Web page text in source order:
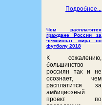
Подробнее...
Чем расплатятся
граждане России за
чемпионат мира по
футболу 2018
К сожалению,
большинство
россиян так и не
осознает, чем
расплатится за
амбициозный
проект по